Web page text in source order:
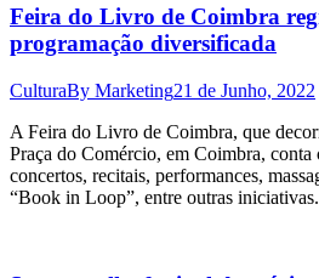
Feira do Livro de Coimbra
programação diversificada
CulturaBy Marketing21 de Junho, 2022
A Feira do Livro de Coimbra, que
Praça do Comércio, em Coimbra, conta
concertos, recitais, performances,
“Book in Loop”, entre outras iniciativas.